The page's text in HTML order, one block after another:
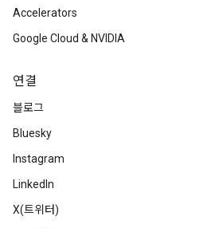
Accelerators
Google Cloud & NVIDIA
연결
블로그
Bluesky
Instagram
LinkedIn
X(트위터)